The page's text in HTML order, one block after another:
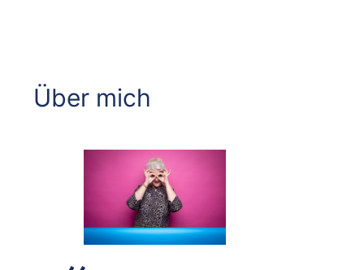
Über mich